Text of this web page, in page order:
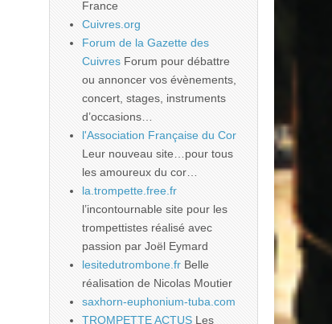
France
Cuivres.org
Forum de la Gazette des
Cuivres Forum pour débattre
ou annoncer vos évènements,
concert, stages, instruments
d’occasions…
l'Association Française du Cor
Leur nouveau site…pour tous
les amoureux du cor…
la.trompette.free.fr
l’incontournable site pour les
trompettistes réalisé avec
passion par Joël Eymard
lesitedutrombone.fr Belle
réalisation de Nicolas Moutier
saxhorn-euphonium-tuba.com
TROMPETTE ACTUS Les